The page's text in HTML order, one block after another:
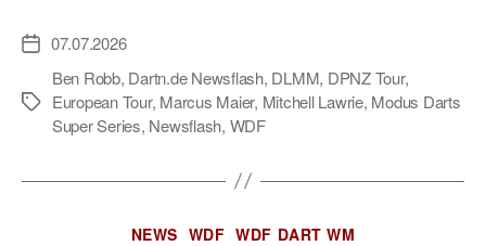
Veröffentlichungsdatum
07.07.2026
Schlagwörter
Ben Robb, Dartn.de Newsflash, DLMM, DPNZ Tour,
European Tour, Marcus Maier, Mitchell Lawrie, Modus Darts
Super Series, Newsflash, WDF
Kategorien
NEWS WDF WDF DART WM